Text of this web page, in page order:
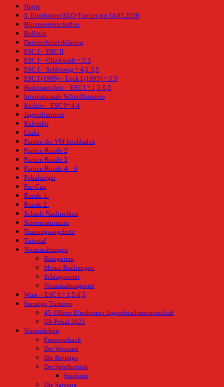
Home
5. Elmshorner ELO-Turnier am 14.05.2026
Blitzmeisterschaften
Bulletin
Datenschutzerklärung
ESC I – ESC II
ESC I – Glückstadt = 5:3
ESC I – Schleswig = 4,5:3,5
ESC I (1909) – Leck I (1995) = 3:5
Hademarschen – ESC I = 1,5:6,5
Internationale Schnellturniere
Itzehoe – ESC I= 4:4
Jugendturniere
Kalender
Links
Partien der VM hochladen
Partien Runde 2
Partien Runde 3
Partien Runde 4 – 6
Pokalsieger
Pro-Cup
Runde 1:
Runde 2:
Schach-Nachrichten
Seniorenturniere
Trainingsangebote
Tutorial
Veranstaltungen
Kategorien
Meine Buchungen
Schlagwörter
Veranstaltungsorte
Wrist – ESC I = 1,5:6,5
Sonstige Turniere
45. Offene Elmshorner Jugendstadtmeisterschaft
U8-Pokal 2023
Vereinsleben
Frauenschach
Der Vorstand
Die Beiträge
Der Spielbetrieb
Spielorte
Die Satzung